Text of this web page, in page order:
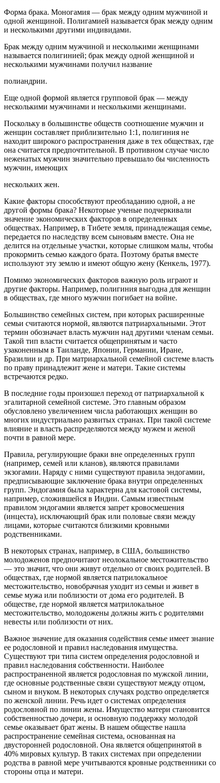
Форма брака. Моногамия — брак между одним мужчиной и
одной женщиной. Полигамией называется брак между одним
и несколькими другими индивидами.
Брак между одним мужчиной и несколькими женщинами
называется полигинией; брак между одной женщиной и
несколькими мужчинами получил название
полиандрии.
Еще одной формой является групповой брак — между
несколькими мужчинами и несколькими женщинами.
Поскольку в большинстве обществ соотношение мужчин и
женщин составляет приблизительно 1:1, полигиния не
находит широкого распространения даже в тех обществах, где
она считается предпочтительной. В противном случае число
неженатых мужчин значительно превышало бы численность
мужчин, имеющих
нескольких жен.
Какие факторы способствуют преобладанию одной, а не
другой формы брака? Некоторые ученые подчеркивали
значение экономических факторов в определенных
обществах. Например, в Тибете земля, принадлежащая семье,
передается по наследству всем сыновьям вместе. Она не
делится на отдельные участки, которые слишком малы, чтобы
прокормить семью каждого брата. Поэтому братья вместе
используют эту землю и имеют общую жену (Кенкель, 1977).
Помимо экономических факторов важную роль играют и
другие факторы. Например, полигиния выгодна для женщин
в обществах, где много мужчин погибает на войне.
Большинство семейных систем, при которых расширенные
семьи считаются нормой, являются патриархальными. Этот
термин обозначает власть мужчин над другими членам семьи.
Такой тип власти считается общепринятым и часто
узаконенным в Таиланде, Японии, Германии, Иране,
Бразилии и др. При матриархальной семейной системе власть
по праву принадлежит жене и матери. Такие системы
встречаются редко.
В последние годы произошел переход от патриархальной к
эгалитарной семейной системе. Это главным образом
обусловлено увеличением числа работающих женщин во
многих индустриально развитых странах. При такой системе
влияние и власть распределяются между мужем и женой
почти в равной мере.
Правила, регулирующие браки вне определенных групп
(например, семей или кланов), являются правилами
экзогамии. Наряду с ними существуют правила эндогамии,
предписывающие заключение брака внутри определенных
групп. Эндогамия была характерна для кастовой системы,
например, сложившейся в Индии. Самым известным
правилом эндогамии является запрет кровосмешения
(инцеста), исключающий брак или половые связи между
лицами, которые считаются близкими кровными
родственниками.
В некоторых странах, например, в США, большинство
молодоженов предпочитают неолокальное местожительство
— это значит, что они живут отдельно от своих родителей. В
обществах, где нормой является патрилокальное
местожительство, новобрачная уходит из семьи и живет в
семье мужа или поблизости от дома его родителей. В
обществе, где нормой является матрилокальное
местожительство, молодожены должны жить с родителями
невесты или поблизости от них.
Важное значение для оказания содействия семье имеет знание
ее родословной и правил наследования имущества.
Существуют три типа систем определения родословной и
правил наследования собственности. Наиболее
распространенной является родословная по мужской линии,
где основные родственные связи существуют между отцом,
сыном и внуком. В некоторых случаях родство определяется
по женской линии. Речь идет о системах определения
родословной по линии жены. Имущество матери становится
собственностью дочери, и основную поддержку молодой
семье оказывает брат жены. В нашем обществе нашла
распространение семейная система, основанная на
двусторонней родословной. Она является общепринятой в
40% мировых культур. В таких системах при определении
родства в равной мере учитываются кровные родственники со
стороны отца и матери.